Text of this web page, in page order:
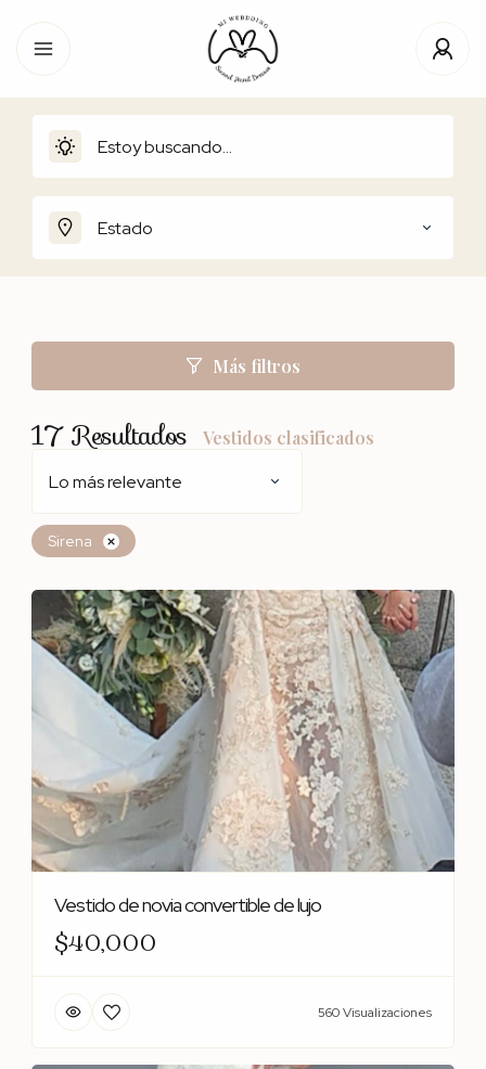
Estado
Más filtros
17Resultados
Vestidos clasificados
Lo más relevante
Sirena
Vestido de novia convertible de lujo
$40,000
560 Visualizaciones